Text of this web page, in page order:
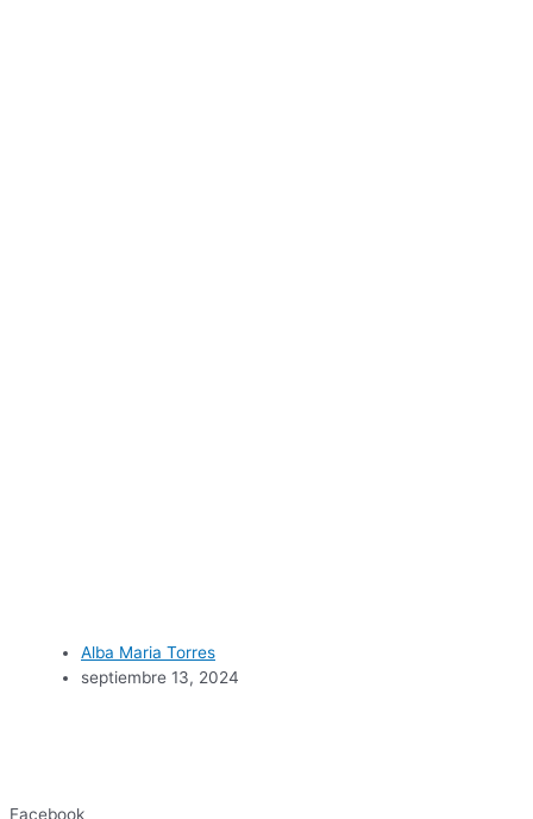
Alba Maria Torres
septiembre 13, 2024
Facebook